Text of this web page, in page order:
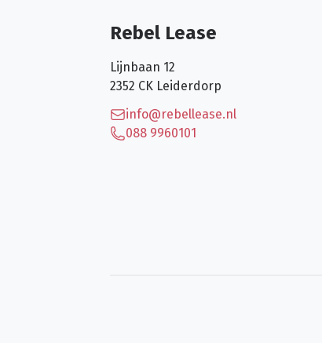
Rebel Lease
Lijnbaan 12
2352 CK Leiderdorp
info@rebellease.nl
088 9960101